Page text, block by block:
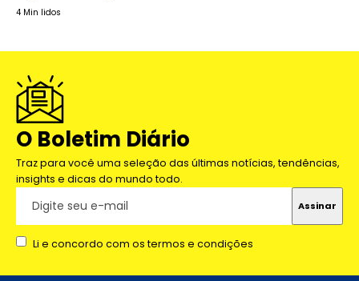
4 Min lidos
O Boletim Diário
Traz para você uma seleção das últimas notícias, tendências,
insights e dicas do mundo todo.
Li e concordo com os termos e condições